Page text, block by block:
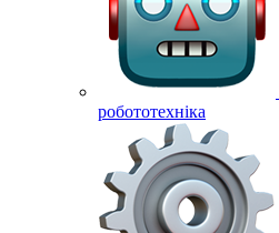
робототехніка